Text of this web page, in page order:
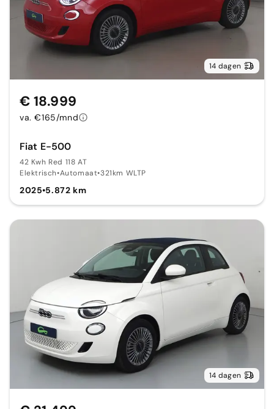
14 dagen
Fiat E-500
42 Kwh Red 118 AT
Elektrisch•Automaat•321km WLTP
2025•5.872 km
€ 18.999
va. €165/mnd
14 dagen